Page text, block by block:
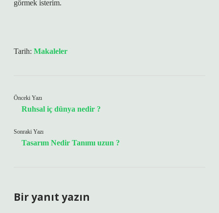
görmek isterim.
Tarih: Makaleler
Önceki Yazı
Ruhsal iç dünya nedir ?
Sonraki Yazı
Tasarım Nedir Tanımı uzun ?
Bir yanıt yazın